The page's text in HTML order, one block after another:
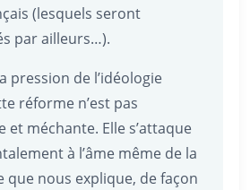
(lesquels seront
par ailleurs…).
pression de l’idéologie
réforme n’est pas
et méchante. Elle s’attaque
à l’âme même de la
que nous explique, de façon